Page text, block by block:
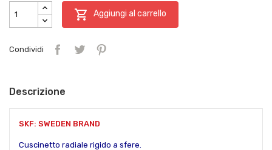
 Aggiungi al carrello
Condividi
Descrizione
SKF: SWEDEN BRAND
Cuscinetto radiale rigido a sfere.